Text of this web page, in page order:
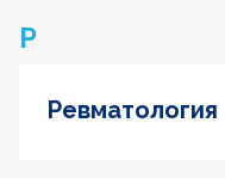
Р
Ревматология